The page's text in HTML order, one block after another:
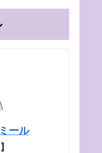
ール